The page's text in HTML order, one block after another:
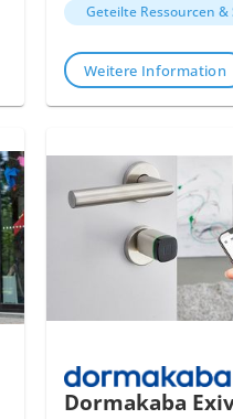
Geteilte Ressourcen &
Weitere Information
Dormakaba